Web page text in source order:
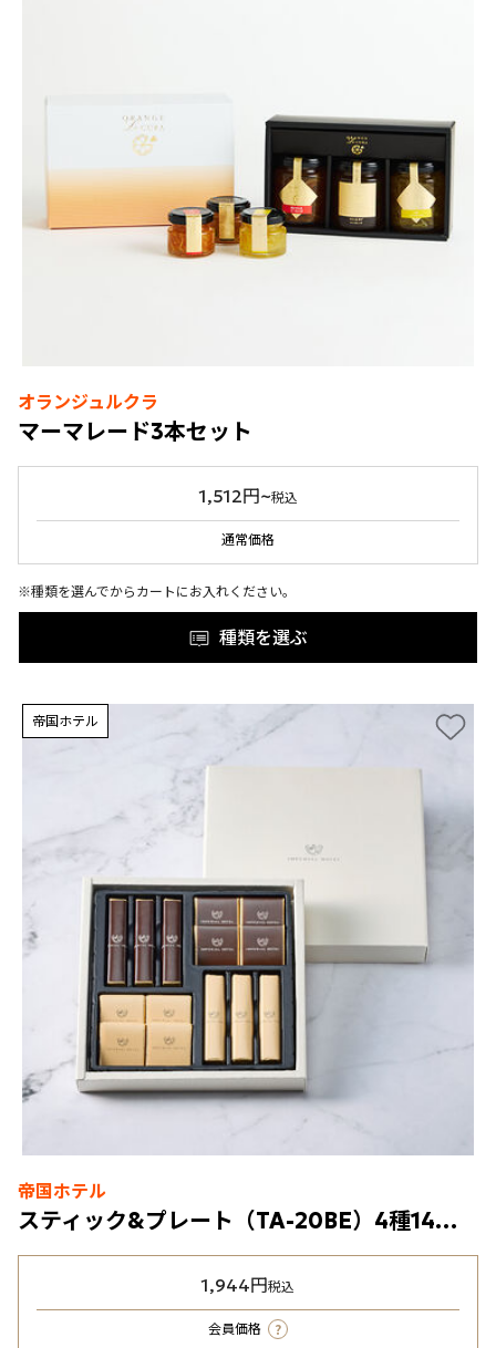
オランジュルクラ
マーマレード3本セット
1,512円~税込
通常価格
※種類を選んでからカートにお入れください。
種類を選ぶ
帝国ホテル
帝国ホテル
スティック&プレート（TA-20BE）4種14個入
1,944円税込
会員価格 ?